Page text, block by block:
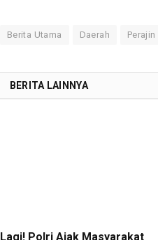
Berita Utama Daerah
BERITA LAINNYA
Lagi! Polri Ajak Masyarakat